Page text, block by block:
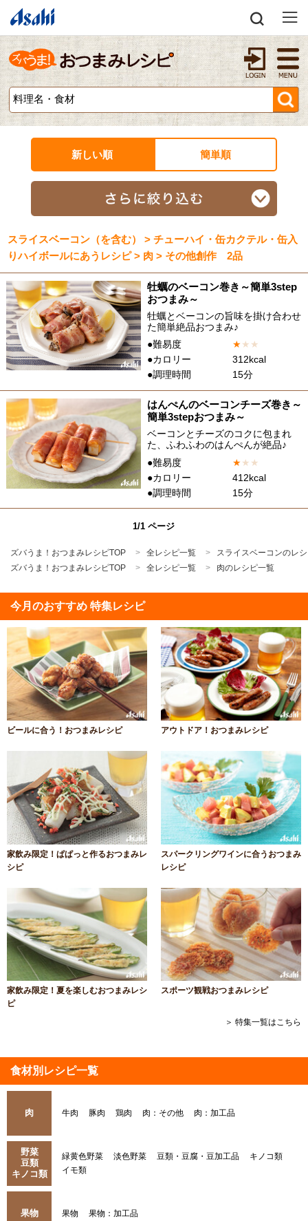
新しい順 簡単順
スライスベーコン（を含む） > チューハイ・缶カクテル・缶入
りハイボールにあうレシピ > 肉 > その他創作 2品
牡蠣のベーコン巻き～簡単3step
おつまみ～
牡蠣とベーコンの旨味を掛け合わせ
た簡単絶品おつまみ♪
●難易度
★★ ★
●カロリー
312kcal
●調理時間
15分
はんぺんのベーコンチーズ巻き～
簡単3stepおつまみ～
ベーコンとチーズのコクに包まれ
た、ふわふわのはんぺんが絶品♪
●難易度
★★ ★
●カロリー
412kcal
●調理時間
15分
1/1 ページ
ズバうま！おつまみレシピTOP 全レシピ一覧
スライスベーコンのレ
ズバうま！おつまみレシピTOP
全レシピ一覧 肉のレシピ一覧
今月のおすすめ 特集レシピ
ビールに合う！おつまみレシピ アウトドア！おつまみレシピ
家飲み限定！ぱぱっと作るおつまみレ
シピ
スパークリングワインに合うおつまみ
レシピ
家飲み限定！夏を楽しむおつまみレシ
ピ
スポーツ観戦おつまみレシピ
＞ 特集一覧はこちら
食材別レシピ一覧
肉 牛肉 豚肉 鶏肉 肉：その他 肉：加工品
野菜
豆類
キノコ類
緑黄色野菜 淡色野菜 豆類・豆腐・豆加工品
キノコ類
イモ類
果物 果物 果物：加工品